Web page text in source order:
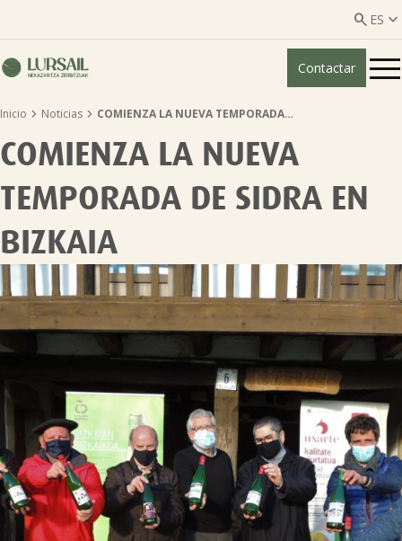
 ES 
ES
Quiénes somos
Servicios ganadería
Servicios agricultura 
Entidades asociadas
Noticias
Tablón de anuncios
Lursail Market
Contactar
Inicio  Noticias  COMIENZA LA NUEVA TEMPORADA…
COMIENZA LA NUEVA
TEMPORADA DE SIDRA EN
BIZKAIA